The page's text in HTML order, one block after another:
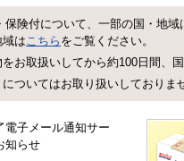
保険付について、一部の国・地
はこちら をご覧ください。
お取扱いしてから約100日間、
ついてはお取り扱いしておりま
電子メール通知サー
知らせ